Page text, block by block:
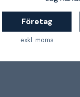
Företag
exkl. moms